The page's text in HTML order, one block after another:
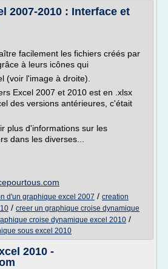
2007-2010 : Interface et
facilement les fichiers créés par
à leurs icônes qui
(voir l'image à droite).
Excel 2007 et 2010 est en .xlsx
des versions antérieures, c'était
plus d'informations sur les
dans les diverses...
d'un graphique excel 2007 / creation
/ creer un graphique croise dynamique
croise dynamique excel 2010 /
sous excel 2010
2010 -